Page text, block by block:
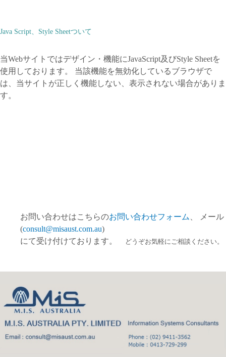
Java Script、Style Sheetついて
当Webサイトではデザイン・機能にJavaScript及びStyle Sheetを
使用しております。 当該機能を無効化しているブラウザで
は、当サイトが正しく機能しない、表示されない場合がありま
す。
お問い合わせはこちらのお問い合わせフォーム
、 メール
(consult@misaust.com.au)
にて受け付けております。
どうぞお気軽にご相談ください。